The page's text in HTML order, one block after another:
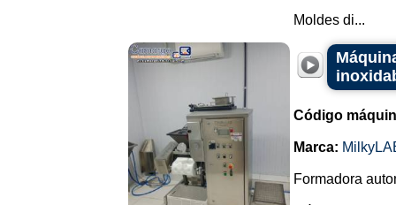
Moldes di...
Código
Marca:
Formadora